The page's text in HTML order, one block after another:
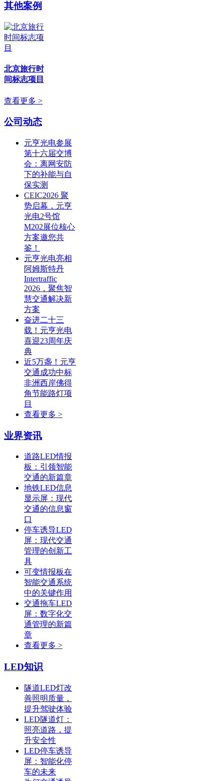
其他案例
北京旅行时
间标志项目
查看更多 >
公司动态
元亨光电参展
第十六届交博
会：离网安防
下的补能与自
保实测
CEIC2026 聚
势启幕，元亨
光电2号馆
M202展位核心
方案邀您共
鉴！
元亨光电亮相
阿姆斯特丹
Intertraffic
2026，聚焦智
慧交通解决新
方案
奋进二十三
载！元亨光电
喜迎23周年庆
典
近5万盏！元亨
交通成功中标
非洲西岸佛得
角节能路灯项
目
查看更多 >
业界资讯
道路LED情报
板：引领智能
交通的新篇章
地铁LED信息
显示屏：现代
交通的信息窗
口
停车诱导LED
屏：现代交通
管理的创新工
具
可变情报板在
智能交通系统
中的关键作用
交通拖车LED
屏：数字化交
通管理的新篇
章
查看更多 >
LED知识
隧道LED灯改
善照明质量，
提升驾驶体验
LED隧道灯：
照亮道路，提
升安全性
LED停车诱导
屏：智能化停
车的未来